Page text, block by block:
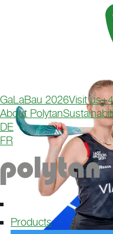
GaLaBau 2026Visit us
About Polytan
DE
FR
Products